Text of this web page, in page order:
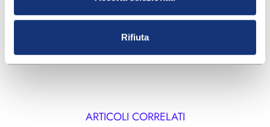
Rifiuta
un medico per una valutazione e una diagnosi
ARTICOLI CORRELATI